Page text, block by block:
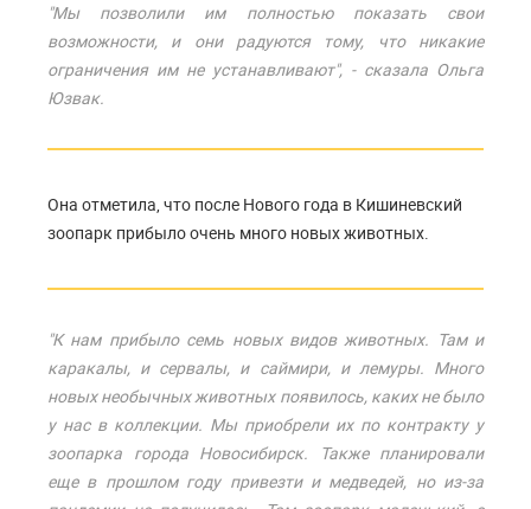
"Мы позволили им полностью показать свои
возможности, и они радуются тому, что никакие
ограничения им не устанавливают", - сказала Ольга
Юзвак.
Она отметила, что после Нового года в Кишиневский
зоопарк прибыло очень много новых животных.
"К нам прибыло семь новых видов животных. Там и
каракалы, и сервалы, и саймири, и лемуры. Много
новых необычных животных появилось, каких не было
у нас в коллекции. Мы приобрели их по контракту у
зоопарка города Новосибирск. Также планировали
еще в прошлом году привезти и медведей, но из-за